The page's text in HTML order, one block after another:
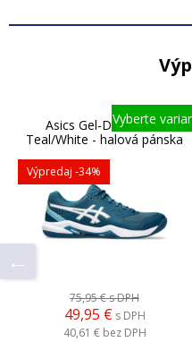
Asics Gel-Dedicate 8
Teal/White - halová pánska
Výpredaj -34%
75,95 €s DPH
49,95 € s DPH
40,61 € bez DPH
Vyberte